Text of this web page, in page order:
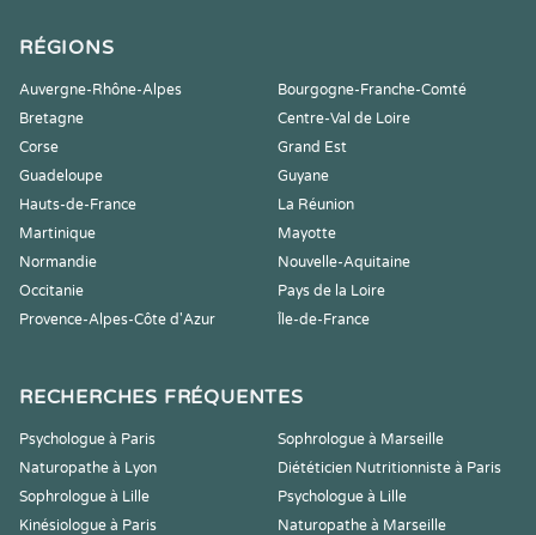
RÉGIONS
Auvergne-Rhône-Alpes
Bourgogne-Franche-Comté
Bretagne
Centre-Val de Loire
Corse
Grand Est
Guadeloupe
Guyane
Hauts-de-France
La Réunion
Martinique
Mayotte
Normandie
Nouvelle-Aquitaine
Occitanie
Pays de la Loire
Provence-Alpes-Côte d'Azur
Île-de-France
RECHERCHES FRÉQUENTES
Psychologue à Paris
Sophrologue à Marseille
Naturopathe à Lyon
Diététicien Nutritionniste à Paris
Sophrologue à Lille
Psychologue à Lille
Kinésiologue à Paris
Naturopathe à Marseille